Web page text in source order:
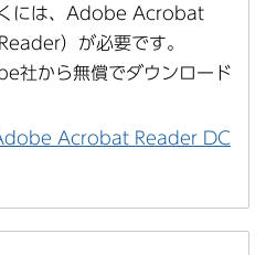
には、Adobe Acrobat
）が必要です。
社から無償でダウンロード
Acrobat Reader DC